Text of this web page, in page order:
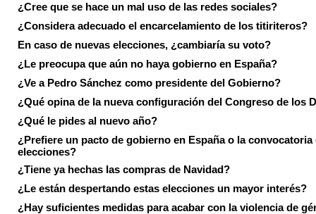
¿Cree que se hace un mal uso de las redes sociales?
¿Considera adecuado el encarcelamiento de los titiriteros?
En caso de nuevas elecciones, ¿cambiaría su voto?
¿Le preocupa que aún no haya gobierno en España?
¿Ve a Pedro Sánchez como presidente del Gobierno?
¿Qué opina de la nueva configuración del Congreso de los
¿Qué le pides al nuevo año?
¿Prefiere un pacto de gobierno en España o la convocatoria
elecciones?
¿Tiene ya hechas las compras de Navidad?
¿Le están despertando estas elecciones un mayor interés?
¿Hay suficientes medidas para acabar con la violencia de